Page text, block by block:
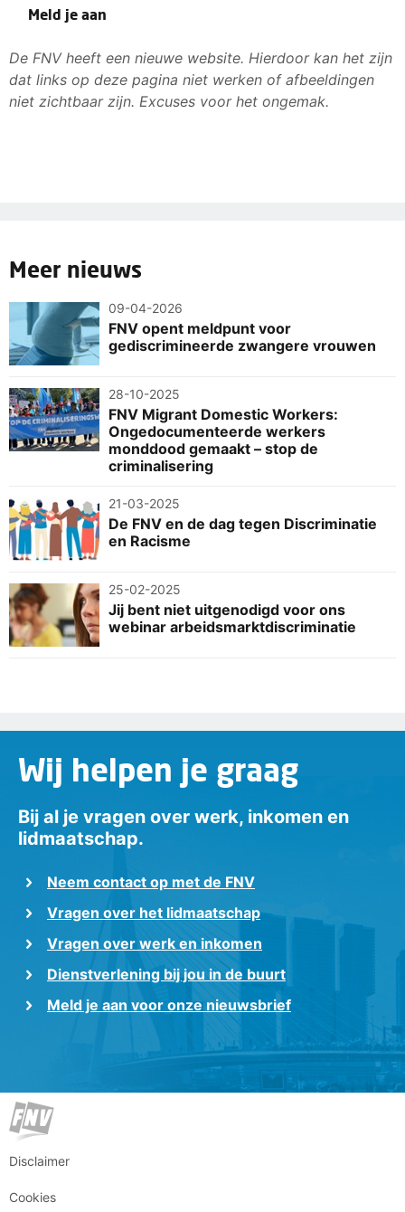
Meld je aan
De FNV heeft een nieuwe website. Hierdoor kan het zijn
dat links op deze pagina niet werken of afbeeldingen
niet zichtbaar zijn. Excuses voor het ongemak.
Meer nieuws
09-04-2026
FNV opent meldpunt voor
gediscrimineerde zwangere vrouwen
28-10-2025
FNV Migrant Domestic Workers:
Ongedocumenteerde werkers
monddood gemaakt – stop de
criminalisering
21-03-2025
De FNV en de dag tegen Discriminatie
en Racisme
25-02-2025
Jij bent niet uitgenodigd voor ons
webinar arbeidsmarktdiscriminatie
Wij helpen je graag
Bij al je vragen over werk, inkomen en
lidmaatschap.
Neem contact op met de FNV
Vragen over het lidmaatschap
Vragen over werk en inkomen
Dienstverlening bij jou in de buurt
Meld je aan voor onze nieuwsbrief
Disclaimer
Cookies